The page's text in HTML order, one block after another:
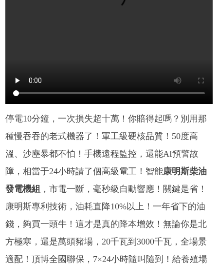
停電10分鐘，一次損失超十萬！你賠得起嗎？別用那
種慢吞吞的老式機器了！軍工級硬核品質！50度高
溫、沙塵暴都不怕！手機遠程監控，還能AI預警故
障，相當于24小時請了個高級電工！智能康明斯柴油
發電機組 ，市電一斷，毫秒級自動響應！關鍵是省！
康明斯專利技術，油耗直降10%以上！一年省下的油
錢，夠買一頭牛！這才是真的降本增效！無論你是北
方極寒，還是萬頭豬場，20千瓦到3000千瓦，全場景
適配！頂博全國聯保，7×24小時隨叫隨到！給養殖場